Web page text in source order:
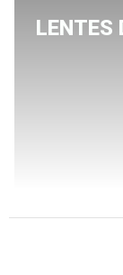
LENTES